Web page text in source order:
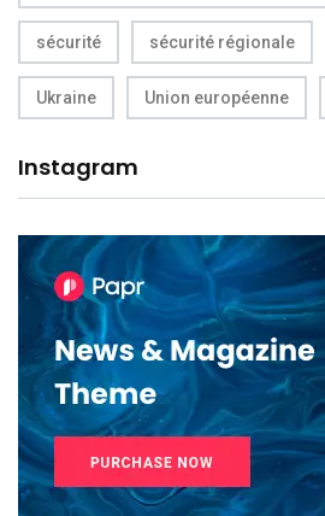
sécurité sécurité régionale
Ukraine Union européenne
Instagram